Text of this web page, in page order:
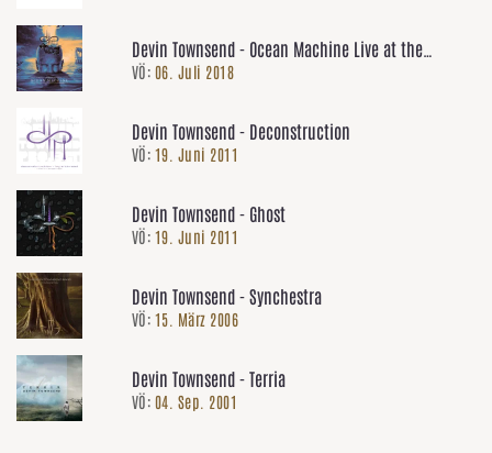
Devin Townsend - Ocean Machine Live at the
Ancient Roman Theatre Plovdiv
VÖ: 06. Juli 2018
Devin Townsend - Deconstruction
VÖ: 19. Juni 2011
Devin Townsend - Ghost
VÖ: 19. Juni 2011
Devin Townsend - Synchestra
VÖ: 15. März 2006
Devin Townsend - Terria
VÖ: 04. Sep. 2001